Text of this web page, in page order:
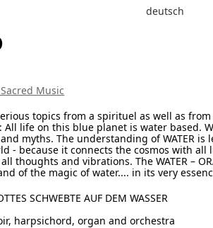
deutsch
Music
topics from a spirituel as well as
life on this blue planet is water based.
myths. The understanding of WATER is
- because it connects the cosmos with all
thoughts and vibrations. The WATER –
of the magic of water.... in its very
SCHWEBTE AUF DEM WASSER
harpsichord, organ and orchestra